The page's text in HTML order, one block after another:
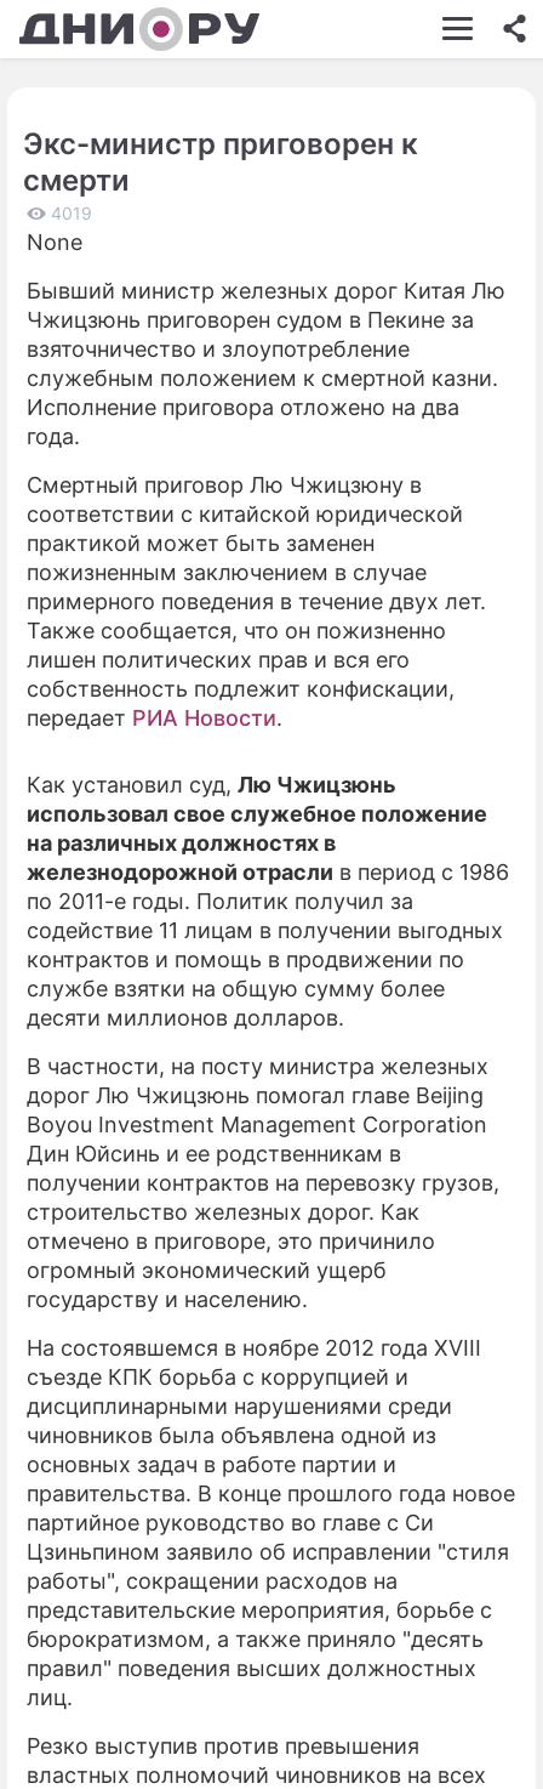
ШОУ-БИЗНЕС
КИНО
ЭКОНОМИКА
ПРОИСШЕСТВИЯ
СОННИК
СЕРИАЛЫ
ИГРЫ
ПРЕСС-РЕЛИЗЫ
О ПРОЕКТЕ
Экс-министр приговорен к
смерти
4019
None
Бывший министр железных дорог Китая Лю
Чжицзюнь приговорен судом в Пекине за
взяточничество и злоупотребление
служебным положением к смертной казни.
Исполнение приговора отложено на два
года.
Смертный приговор Лю Чжицзюну в
соответствии с китайской юридической
практикой может быть заменен
пожизненным заключением в случае
примерного поведения в течение двух лет.
Также сообщается, что он пожизненно
лишен политических прав и вся его
собственность подлежит конфискации,
передает РИА Новости.
Как установил суд, Лю Чжицзюнь
использовал свое служебное положение
на различных должностях в
железнодорожной отрасли в период с 1986
по 2011-е годы. Политик получил за
содействие 11 лицам в получении выгодных
контрактов и помощь в продвижении по
службе взятки на общую сумму более
десяти миллионов долларов.
В частности, на посту министра железных
дорог Лю Чжицзюнь помогал главе Beijing
Boyou Investment Management Corporation
Дин Юйсинь и ее родственникам в
получении контрактов на перевозку грузов,
строительство железных дорог. Как
отмечено в приговоре, это причинило
огромный экономический ущерб
государству и населению.
На состоявшемся в ноябре 2012 года XVIII
съезде КПК борьба с коррупцией и
дисциплинарными нарушениями среди
чиновников была объявлена одной из
основных задач в работе партии и
правительства. В конце прошлого года новое
партийное руководство во главе с Си
Цзиньпином заявило об исправлении "стиля
работы", сокращении расходов на
представительские мероприятия, борьбе с
бюрократизмом, а также приняло "десять
правил" поведения высших должностных
лиц.
Резко выступив против превышения
властных полномочий чиновников на всех